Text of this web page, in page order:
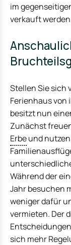
im
verkauft
Stellen Sie sich
Ferienhaus von
besitzt nun
Zunächst
Erbeund
Während der
Jahr besuchen
weniger dafür
vermieten. Der
sich mehr